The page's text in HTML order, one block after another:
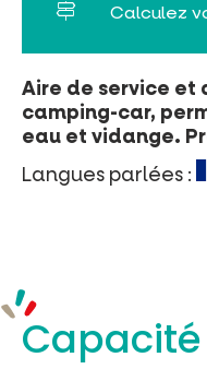
Aire de service et
camping-car,
eau et vidange.
Langues parlées :
Capacité
Calculez